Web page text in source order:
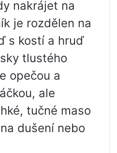
nakrájet na
je rozdělen na
s kostí a hruď
tlustého
opečou a
ale
tučné maso
dušení nebo